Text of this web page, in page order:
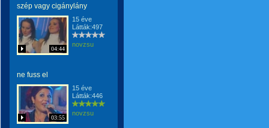
szép vagy cigánylány
04:44
15 éve
Látták:497
novzsu
ne fuss el
03:55
15 éve
Látták:446
novzsu